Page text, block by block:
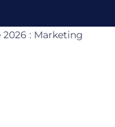
2026 : Marketing